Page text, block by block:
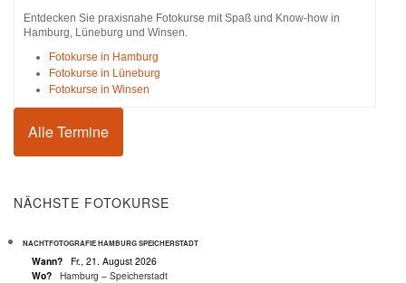
Entdecken Sie praxisnahe Fotokurse mit Spaß und Know-how in
Hamburg, Lüneburg und Winsen.
Fotokurse in Hamburg
Fotokurse in Lüneburg
Fotokurse in Winsen
Alle Termine
NÄCHSTE FOTOKURSE
NACHTFOTOGRAFIE HAMBURG SPEICHERSTADT
Wann?
Fr., 21. August 2026
Wo?
Hamburg – Speicherstadt